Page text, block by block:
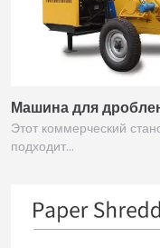
Машина для
Этот коммерческий
подходит…